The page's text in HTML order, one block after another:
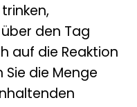
den Tag
auf die Reaktion
Sie die Menge